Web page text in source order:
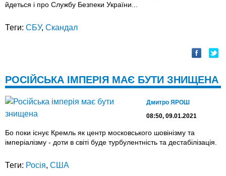
йдеться і про Службу Безпеки України...
Теги: СБУ, Скандал
РОСІЙСЬКА ІМПЕРІЯ МАЄ БУТИ ЗНИЩЕНА
Дмитро ЯРОШ
08:50, 09.01.2021
Бо поки існує Кремль як центр московського шовінізму та
імперіалізму - доти в світі буде турбулентність та дестабілізація.
Теги: Росія, США